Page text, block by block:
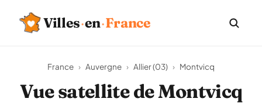
Villes·en·France
France › Auvergne › Allier (03) › Montvicq
Vue satellite de Montvicq